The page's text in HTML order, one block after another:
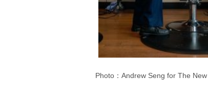
Photo： Andrew Seng for The